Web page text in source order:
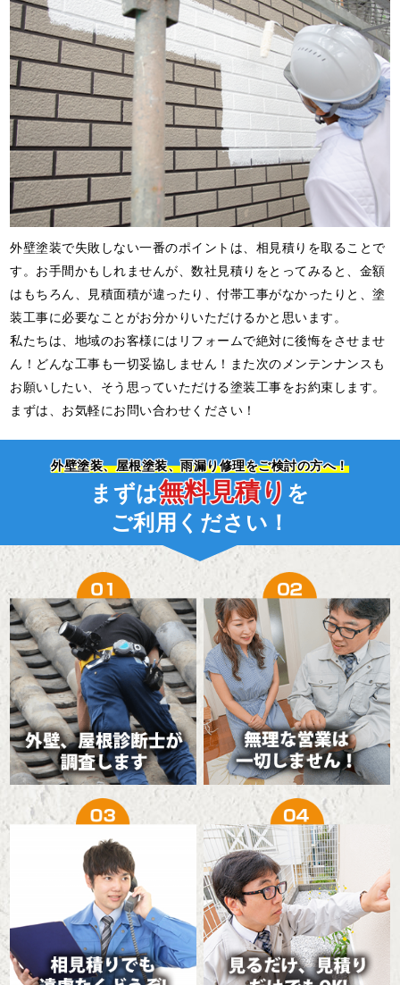
外壁塗装で失敗しない一番のポイントは、相見積りを取ることで
す。お手間かもしれませんが、数社見積りをとってみると、金額
はもちろん、見積面積が違ったり、付帯工事がなかったりと、塗
装工事に必要なことがお分かりいただけるかと思います。
私たちは、地域のお客様にはリフォームで絶対に後悔をさせませ
ん！どんな工事も一切妥協しません！また次のメンテンナンスも
お願いしたい、そう思っていただける塗装工事をお約束します。
まずは、お気軽にお問い合わせください！
外壁塗装、屋根塗装、雨漏り修理をご検討の方へ！
まずは無料見積り を
ご利用ください！